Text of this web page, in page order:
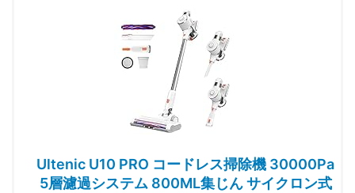
Ultenic U10 PRO コードレス掃除機 30000Pa
5層濾過システム 800ML集じん サイクロン式